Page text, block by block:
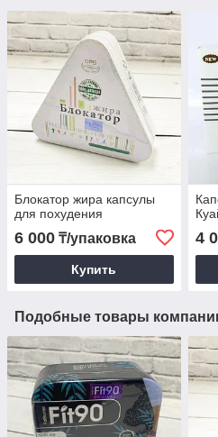
Блокатор жира капсулы
для похудения
6 000 ₸/упаковка
Купить
4
Подобные товары